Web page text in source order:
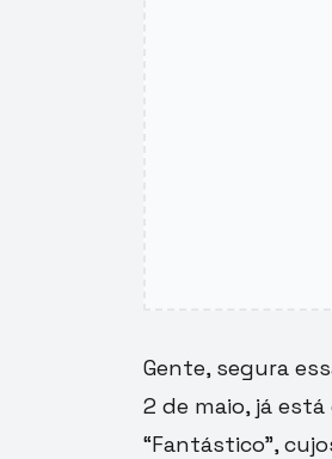
Gente, segura
2 de maio, já
“Fantástico”,